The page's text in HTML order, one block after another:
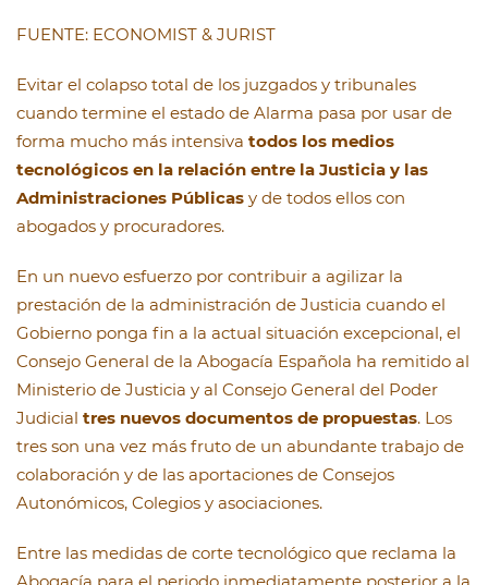
FUENTE: ECONOMIST & JURIST
Evitar el colapso total de los juzgados y tribunales
cuando termine el estado de Alarma pasa por usar de
forma mucho más intensiva todos los medios
tecnológicos en la relación entre la Justicia y las
Administraciones Públicas y de todos ellos con
abogados y procuradores.
En un nuevo esfuerzo por contribuir a agilizar la
prestación de la administración de Justicia cuando el
Gobierno ponga fin a la actual situación excepcional, el
Consejo General de la Abogacía Española ha remitido al
Ministerio de Justicia y al Consejo General del Poder
Judicial tres nuevos documentos de propuestas. Los
tres son una vez más fruto de un abundante trabajo de
colaboración y de las aportaciones de Consejos
Autonómicos, Colegios y asociaciones.
Entre las medidas de corte tecnológico que reclama la
Abogacía para el periodo inmediatamente posterior a la